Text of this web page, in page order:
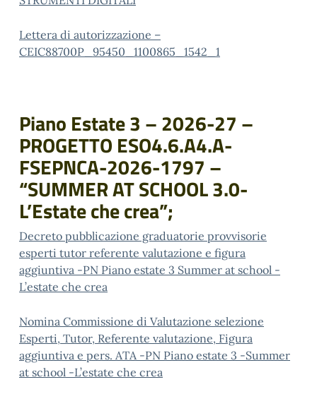
Lettera di autorizzazione –
CEIC88700P_95450_1100865_1542_1
Piano Estate 3 – 2026-27 –
PROGETTO ESO4.6.A4.A-
FSEPNCA-2026-1797 –
“SUMMER AT SCHOOL 3.0-
L’Estate che crea”;
Decreto pubblicazione graduatorie provvisorie
esperti tutor referente valutazione e figura
aggiuntiva -PN Piano estate 3 Summer at school -
L’estate che crea
Nomina Commissione di Valutazione selezione
Esperti, Tutor, Referente valutazione, Figura
aggiuntiva e pers. ATA -PN Piano estate 3 -Summer
at school -L’estate che crea